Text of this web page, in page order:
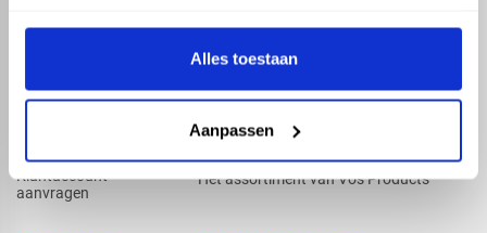
Alles toestaan
Aanpassen
Beregening
Dak en gevel
Klantaccount
aanvragen
PRODUCTCATALOGUS 2026
Het assortiment van Vos Products